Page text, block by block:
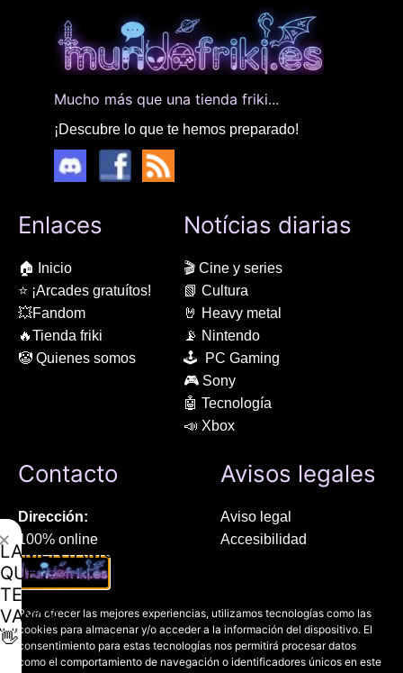
Para ofrecer las mejores experiencias, utilizamos tecnologías como las
cookies para almacenar y/o acceder a la información del dispositivo. El
consentimiento para estas tecnologías nos permitirá procesar datos
como el comportamiento de navegación o identificadores únicos en este
Mucho más que una tienda friki...
¡Descubre lo que te hemos preparado!
Enlaces
🏠 Inicio
⭐ ¡Arcades gratuítos!
💥Fandom
🔥Tienda friki
🤡 Quienes somos
Notícias diarias
🎬 Cine y series
📗 Cultura
🤘 Heavy metal
📡 Nintendo
🕹 PC Gaming
🎮 Sony
🤖 Tecnología
📣 Xbox
Contacto
Dirección:
100% online
Manresa (08241), Barcelona
Chat Whatsapp (solo texto):
+34 689 800 662
Avisos legales
Aviso legal
Accesibilidad
Política de privacidad
LAMENTAMOS
QUE
TE
VAYAS
👋